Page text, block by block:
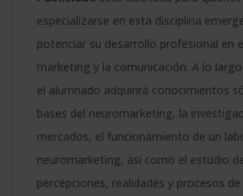
especializarse en esta disciplina
potenciar su desarrollo profesional en
marketing y la comunicación. A lo
el alumnado adquirirá conocimientos
bases del neuromarketing, la
mercados, el funcionamiento de un
neuromarketing, así como el estudio
percepciones, realidades y procesos